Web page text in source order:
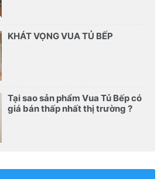
KHÁT VỌNG VUA TỦ BẾP
Tại sao sản phẩm Vua Tủ Bếp có
giá bán thấp nhất thị trường ?